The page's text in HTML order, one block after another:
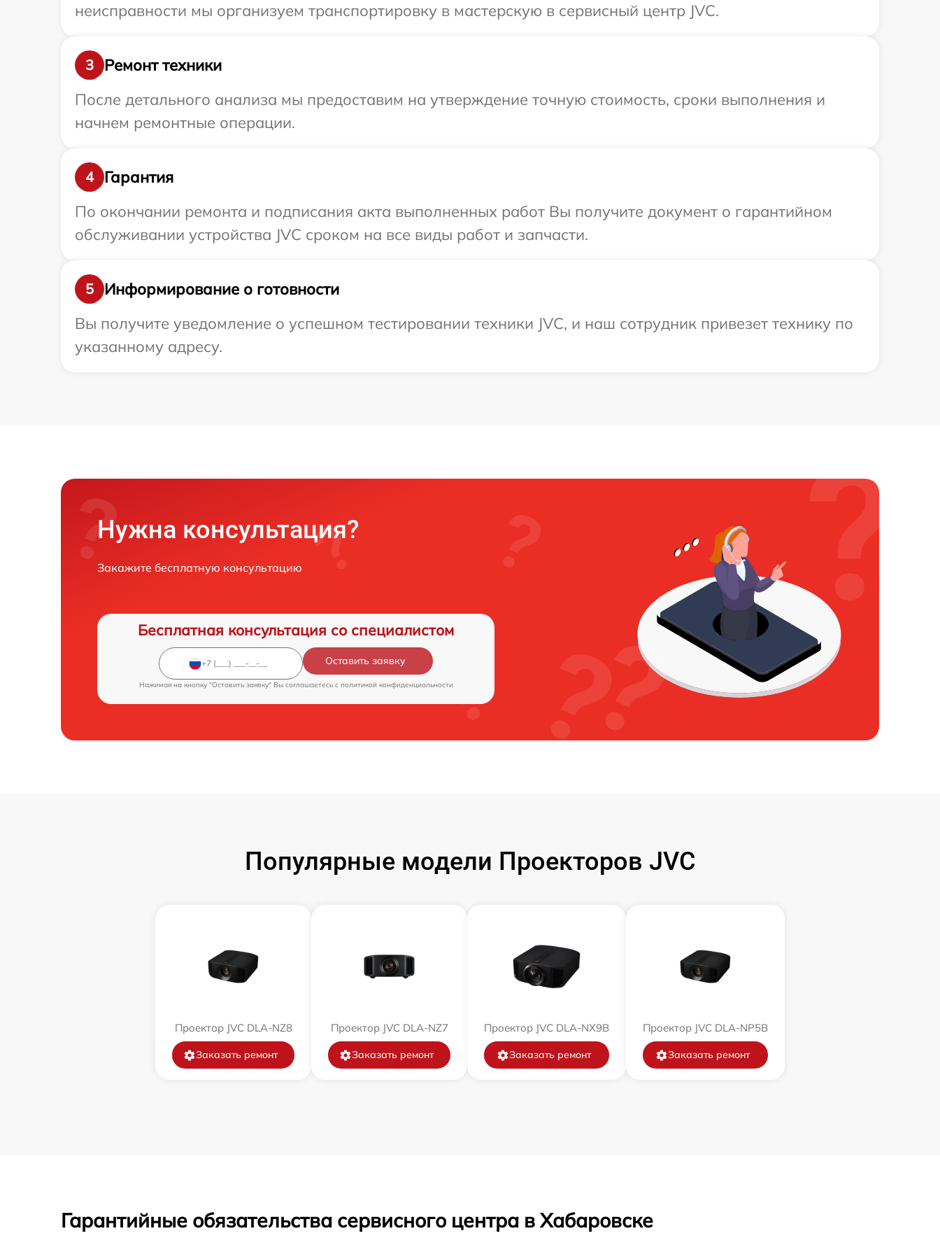
неисправности мы организуем транспортировку в мастерскую в сервисный центр JVC.
3
Ремонт техники
После детального анализа мы предоставим на утверждение точную стоимость, сроки выполнения и
начнем ремонтные операции.
4
Гарантия
По окончании ремонта и подписания акта выполненных работ Вы получите документ о гарантийном
обслуживании устройства JVC сроком на все виды работ и запчасти.
5
Информирование о готовности
Вы получите уведомление о успешном тестировании техники JVC, и наш сотрудник привезет технику по
указанному адресу.
Нужна консультация?
Закажите бесплатную консультацию
Бесплатная консультация со специалистом
Оставить заявку
Нажимая на кнопку "Оставить заявку" Вы соглашаетесь c политикой конфиденциальности
Популярные модели Проекторов JVC
Проектор JVC DLA-NZ8
Заказать ремонт
Проектор JVC DLA-NZ7
Заказать ремонт
Проектор JVC DLA-NX9B
Заказать ремонт
Проектор JVC DLA-NP5B
Заказать ремонт
Гарантийные обязательства сервисного центра в Хабаровске